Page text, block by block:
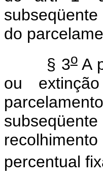
do
§ 3oA
ou
percentual